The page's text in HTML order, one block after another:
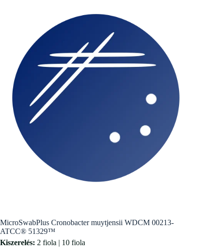
MicroSwabPlus Cronobacter muytjensii WDCM 00213-
ATCC® 51329™
Kiszerelés: 2 fiola | 10 fiola